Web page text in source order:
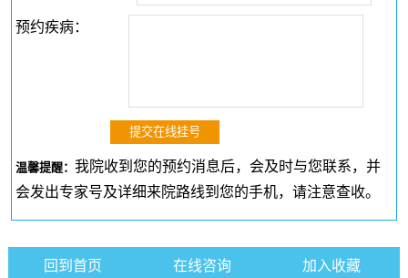
预约疾病：
温馨提醒：我院收到您的预约消息后，会及时与您联系，并
会发出专家号及详细来院路线到您的手机，请注意查收。
回到首页 在线咨询 加入收藏